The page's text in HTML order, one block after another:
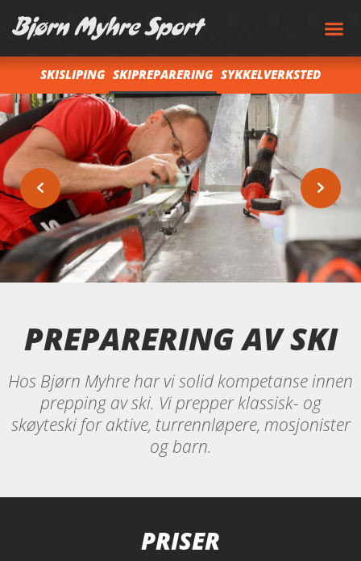
SKISLIPING SKIPREPARERING SYKKELVERKSTED
PREPARERING AV SKI
Hos Bjørn Myhre har vi solid kompetanse innen
prepping av ski. Vi prepper klassisk- og
skøyteski for aktive, turrennløpere, mosjonister
og barn.
PRISER